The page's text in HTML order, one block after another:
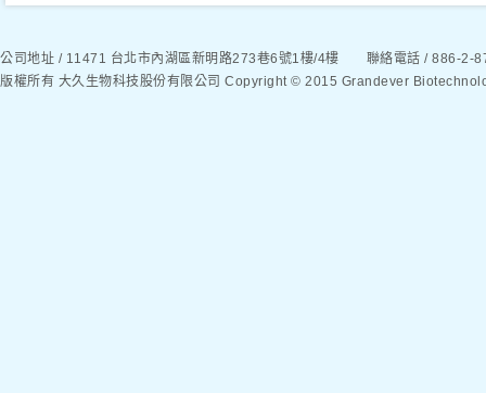
公司地址 / 11471 台北市內湖區新明路273巷6號1樓/4樓 聯絡電話 / 886-
版權所有 大久生物科技股份有限公司 Copyright © 2015 Grandever